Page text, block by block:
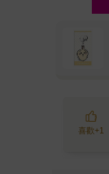
喜歡+1